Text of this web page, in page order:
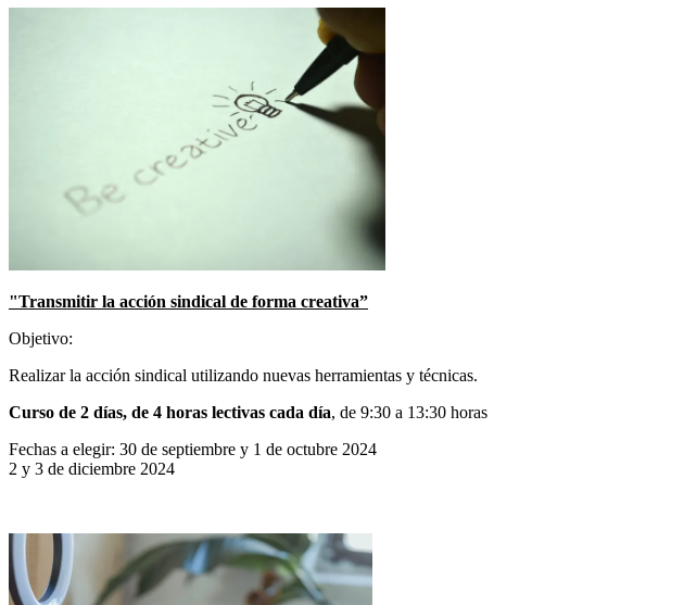
"Transmitir la acción sindical de forma creativa”
Objetivo:
Realizar la acción sindical utilizando nuevas herramientas y técnicas.
Curso de 2 días, de 4 horas lectivas cada día, de 9:30 a 13:30 horas
Fechas a elegir: 30 de septiembre y 1 de octubre 2024
2 y 3 de diciembre 2024